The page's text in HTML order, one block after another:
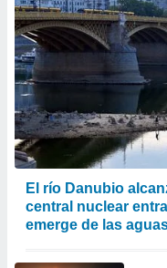
El río Danubio
central nuclear
emerge de las